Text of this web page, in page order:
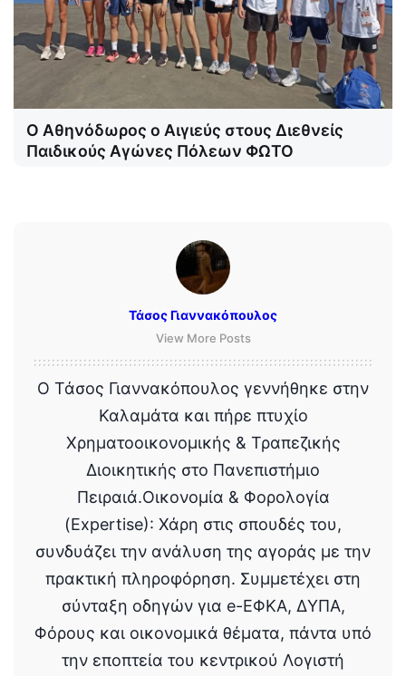
Ο Αθηνόδωρος ο Αιγιεύς στους Διεθνείς
Παιδικούς Αγώνες Πόλεων ΦΩΤΟ
Τάσος Γιαννακόπουλος
View More Posts
Ο Τάσος Γιαννακόπουλος γεννήθηκε στην
Καλαμάτα και πήρε πτυχίο
Χρηματοοικονομικής & Τραπεζικής
Διοικητικής στο Πανεπιστήμιο
Πειραιά.Οικονομία & Φορολογία
(Expertise): Χάρη στις σπουδές του,
συνδυάζει την ανάλυση της αγοράς με την
πρακτική πληροφόρηση. Συμμετέχει στη
σύνταξη οδηγών για e-ΕΦΚΑ, ΔΥΠΑ,
Φόρους και οικονομικά θέματα, πάντα υπό
την εποπτεία του κεντρικού Λογιστή